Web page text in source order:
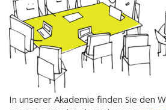
In unserer Akademie finden Sie den